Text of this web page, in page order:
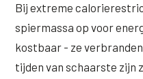
Bij extreme
spiermassa op voor
kostbaar - ze
tijden van schaarste zijn